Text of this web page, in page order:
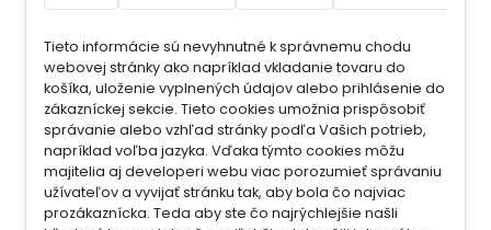
Tieto informácie sú nevyhnutné k správnemu chodu
webovej stránky ako napríklad vkladanie tovaru do
košíka, uloženie vyplnených údajov alebo prihlásenie do
zákazníckej sekcie. Tieto cookies umožnia prispôsobiť
správanie alebo vzhľad stránky podľa Vašich potrieb,
napríklad voľba jazyka. Vďaka týmto cookies môžu
majitelia aj developeri webu viac porozumieť správaniu
užívateľov a vyvijať stránku tak, aby bola čo najviac
prozákaznícka. Teda aby ste čo najrýchlejšie našli